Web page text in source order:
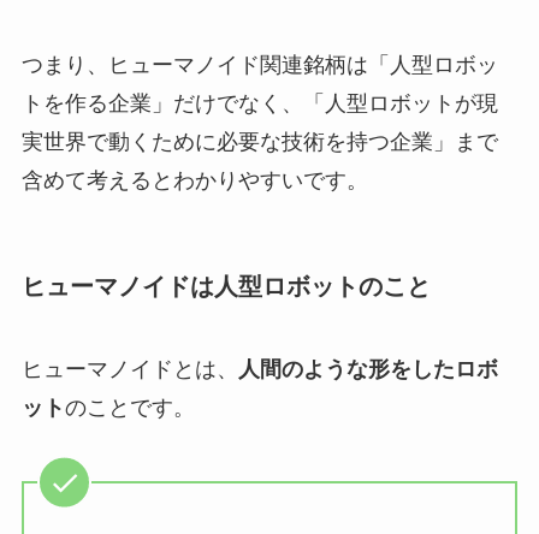
つまり、ヒューマノイド関連銘柄は「人型ロボッ
トを作る企業」だけでなく、「人型ロボットが現
実世界で動くために必要な技術を持つ企業」まで
含めて考えるとわかりやすいです。
ヒューマノイドは人型ロボットのこと
ヒューマノイドとは、
人間のような形をしたロボ
ットのことです。